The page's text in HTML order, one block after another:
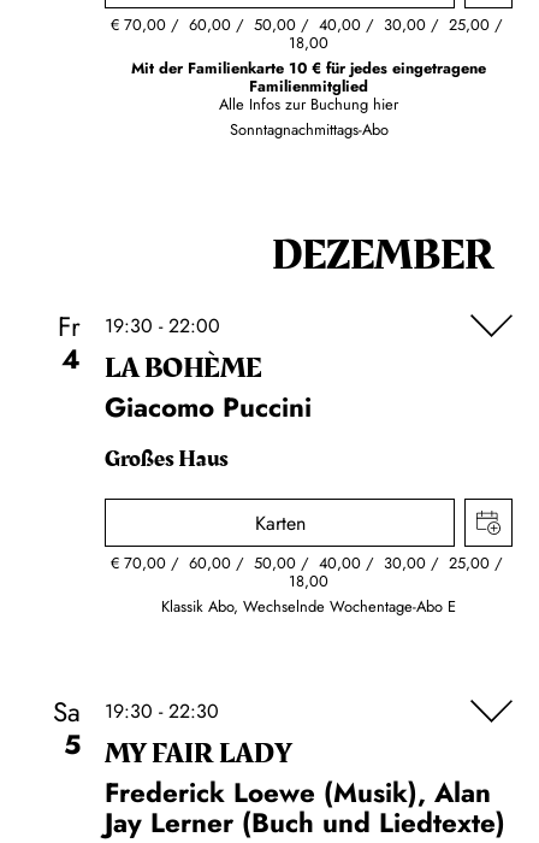
€ 70,00 60,00 50,00 40,00 30,00 25,00
18,00
Mit der Familienkarte 10 € für jedes eingetragene
Familienmitglied
Alle Infos zur Buchung hier
Sonntagnachmittags-Abo
DEZEMBER
Fr
4
19:30 - 22:00
LA BOHÈME
Giacomo Puccini
Großes Haus
Karten
€ 70,00 60,00 50,00 40,00 30,00 25,00
18,00
Klassik Abo, Wechselnde Wochentage-Abo E
Sa
5
19:30 - 22:30
MY FAIR LADY
Frederick Loewe (Musik), Alan
Jay Lerner (Buch und Liedtexte)